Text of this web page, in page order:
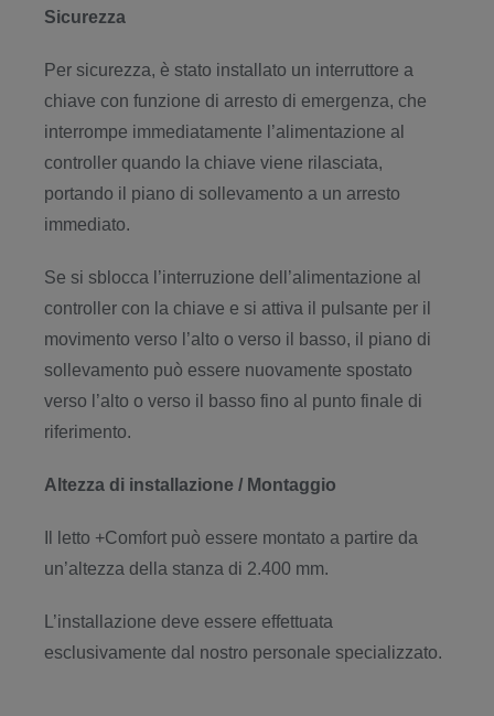
Sicurezza
Per sicurezza, è stato installato un interruttore a
chiave con funzione di arresto di emergenza, che
interrompe immediatamente l’alimentazione al
controller quando la chiave viene rilasciata,
portando il piano di sollevamento a un arresto
immediato.
Se si sblocca l’interruzione dell’alimentazione al
controller con la chiave e si attiva il pulsante per il
movimento verso l’alto o verso il basso, il piano di
sollevamento può essere nuovamente spostato
verso l’alto o verso il basso fino al punto finale di
riferimento.
Altezza di installazione / Montaggio
Il letto +Comfort può essere montato a partire da
un’altezza della stanza di 2.400 mm.
L’installazione deve essere effettuata
esclusivamente dal nostro personale specializzato.